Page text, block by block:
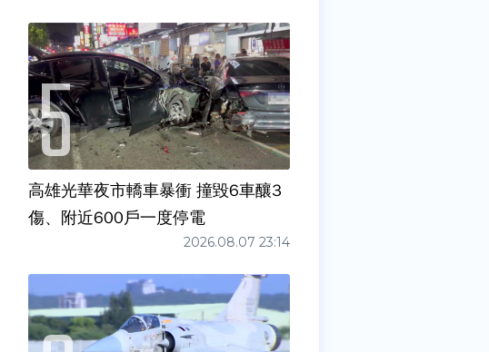
高雄光華夜市轎車暴衝 撞毀6車釀3
傷、附近600戶一度停電
2026.08.07 23:14